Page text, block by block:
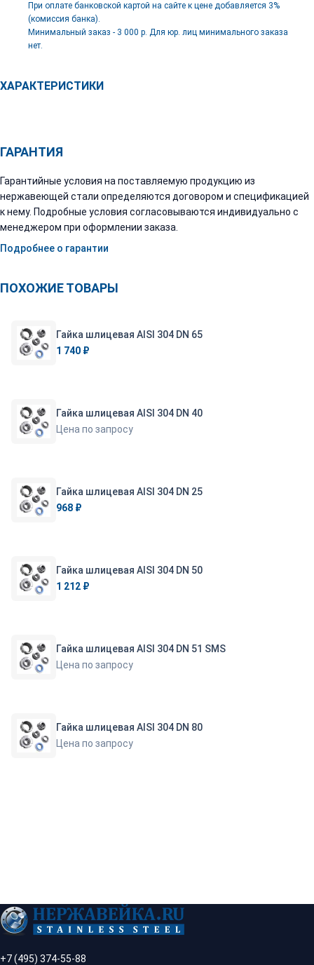
При оплате банковской картой на сайте к цене добавляется 3%
(комиссия банка).
Минимальный заказ - 3 000 р. Для юр. лиц минимального заказа
нет.
ХАРАКТЕРИСТИКИ
ГАРАНТИЯ
Гарантийные условия на поставляемую продукцию из
нержавеющей стали определяются договором и спецификацией
к нему. Подробные условия согласовываются индивидуально с
менеджером при оформлении заказа.
Подробнее о гарантии
ПОХОЖИЕ ТОВАРЫ
Гайка шлицевая AISI 304 DN 65
1 740 ₽
Гайка шлицевая AISI 304 DN 40
Цена по запросу
Гайка шлицевая AISI 304 DN 25
968 ₽
Гайка шлицевая AISI 304 DN 50
1 212 ₽
Гайка шлицевая AISI 304 DN 51 SMS
Цена по запросу
Гайка шлицевая AISI 304 DN 80
Цена по запросу
+7 (495) 374-55-88